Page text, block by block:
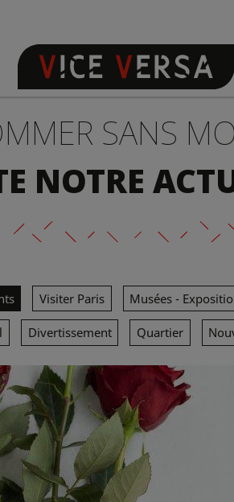
SANS
NOTRE
Visiter Paris Musées -
Divertissement Quartier